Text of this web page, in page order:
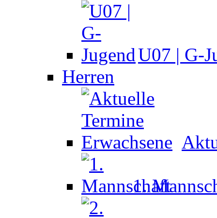
U07 | G-
Herren
1.